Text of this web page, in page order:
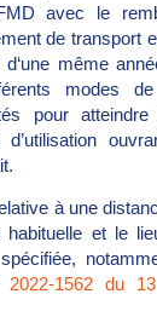
avec le
de transport
même
modes de
pour
à une
habituelle et le
2022-1562 du